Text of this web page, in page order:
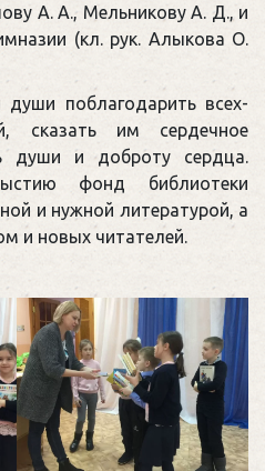
А. А., Мельникову А. Д., и
(кл. рук. Алыкова О.
поблагодарить всех-
сказать им сердечное
души и доброту сердца.
фонд библиотеки
и нужной литературой, а
и новых читателей.